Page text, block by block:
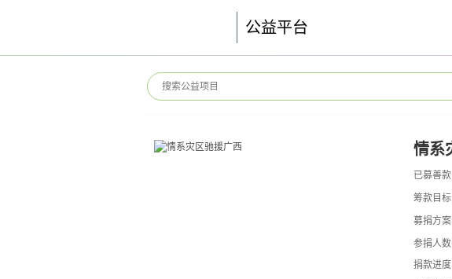
公益平台
情系
已募善款
筹款目标
募捐方
参捐人数
捐款进度